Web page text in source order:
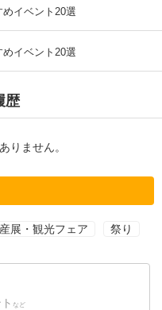
イベント20選
イベント20選
歴
りません。
展・観光フェア 祭り
など